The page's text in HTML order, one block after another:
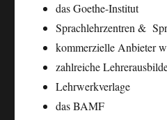
das Goethe-Institut
Sprachlehrzentren &
kommerzielle Anbieter
zahlreiche
Lehrwerkverlage
das BAMF